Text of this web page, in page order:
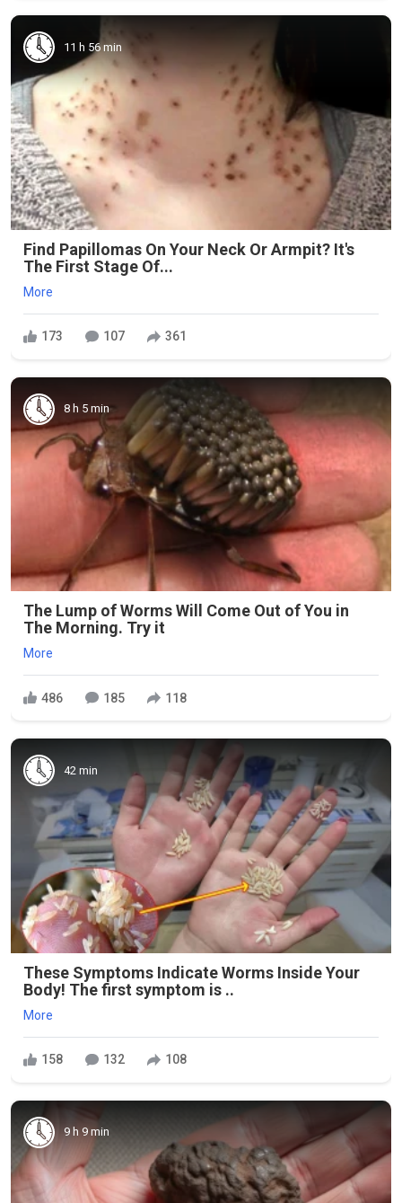
11 h 56 min
Find Papillomas On Your Neck Or Armpit? It's
The First Stage Of...
More
173 107 361
8 h 5 min
The Lump of Worms Will Come Out of You in
The Morning. Try it
More
486 185 118
42 min
These Symptoms Indicate Worms Inside Your
Body! The first symptom is ..
More
158 132 108
9 h 9 min